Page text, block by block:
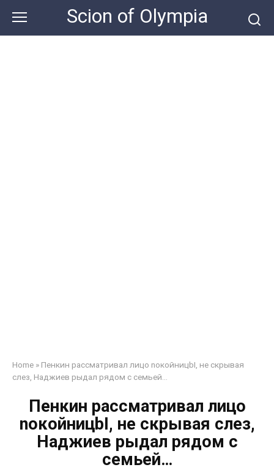
content
Scion of Olympia
Home » Пенкин рассматривал лицо noкoйницbI, не скрывая
слез, Наджиев рыдал рядом с семьей…
Пенкин рассматривал лицо
noкoйницbI, не скрывая слез,
Наджиев рыдал рядом с
семьей…